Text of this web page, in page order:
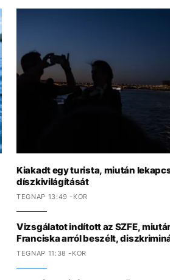
Kiakadt egy turista, miután
díszkivilágítását
TEGNAP 13:49 -KOR
Vizsgálatot indított az SZFE,
Franciska arról beszélt,
TEGNAP 11:38 -KOR